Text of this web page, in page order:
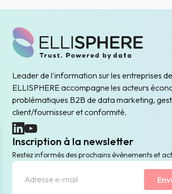
Leader de l'information sur les entreprises
ELLISPHERE accompagne les acteurs
problématiques B2B de data marketing,
client/fournisseur et conformité.
(nouvelle fenêtre)
(nouvelle fenêtre)
Inscription à la newsletter
Restez informés des prochains évènements et